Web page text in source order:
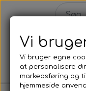
Vi
Vi bruger egne
at personalisere
markedsføring og
hjemmeside